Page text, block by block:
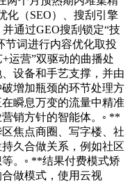
化（SEO）、搜刮引擎
通过GEO搜刮锁定“技
节词进行内容优化取投
运营”双驱动的曲播处
设备和手艺支撑，并由
增加瓶颈的环节处理方
瞬息万变的流量中精准
销方针的智能体。◦ **
焦点商圈、写字楼、社
久合做关系，例如社区
。◦ **结果付费模式矫
做模式，使用云视